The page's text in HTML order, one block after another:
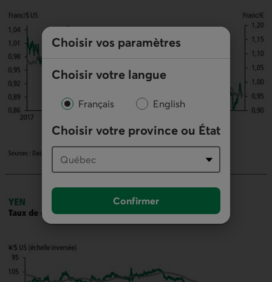
Choisir vos paramètres
Choisir votre langue
Français English
Choisir votre province ou État
Confirmer